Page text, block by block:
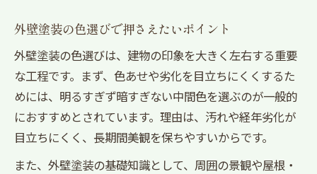
外壁塗装の色選びで押さえたいポイント
外壁塗装の色選びは、建物の印象を大きく左右する重要
な工程です。まず、色あせや劣化を目立ちにくくするた
めには、明るすぎず暗すぎない中間色を選ぶのが一般的
におすすめとされています。理由は、汚れや経年劣化が
目立ちにくく、長期間美観を保ちやすいからです。
また、外壁塗装の基礎知識として、周囲の景観や屋根・